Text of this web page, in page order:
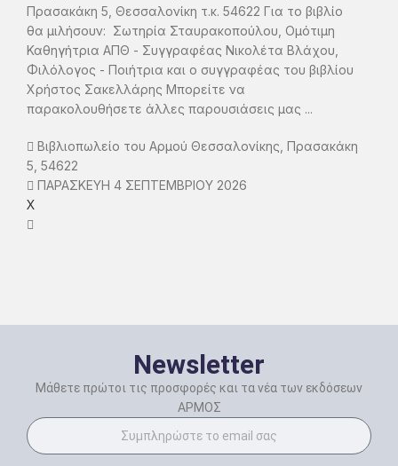
Πρασακάκη 5, Θεσσαλονίκη τ.κ. 54622 Για το βιβλίο
θα μιλήσουν: Σωτηρία Σταυρακοπούλου, Ομότιμη
Καθηγήτρια ΑΠΘ - Συγγραφέας Νικολέτα Βλάχου,
Φιλόλογος - Ποιήτρια και ο συγγραφέας του βιβλίου
Χρήστος Σακελλάρης Μπορείτε να
παρακολουθήσετε άλλες παρουσιάσεις μας ...
Βιβλιοπωλείο του Αρμού Θεσσαλονίκης, Πρασακάκη
5, 54622
ΠΑΡΑΣΚΕΥΗ 4 ΣΕΠΤΕΜΒΡΙΟΥ 2026
X
Newsletter
Μάθετε πρώτοι τις προσφορές και τα νέα των εκδόσεων
ΑΡΜΟΣ